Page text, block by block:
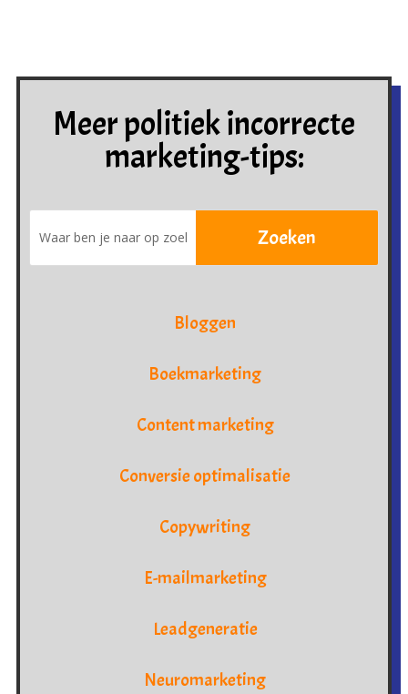
Meer politiek incorrecte
marketing-tips:
Bloggen
Boekmarketing
Content marketing
Conversie optimalisatie
Copywriting
E-mailmarketing
Leadgeneratie
Neuromarketing